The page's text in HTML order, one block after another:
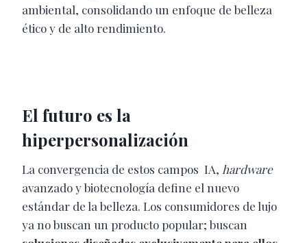
ambiental, consolidando un enfoque de belleza
ético y de alto rendimiento.
El futuro es la
hiperpersonalización
La convergencia de estos campos IA, hardware
avanzado y biotecnología define el nuevo
estándar de la belleza. Los consumidores de lujo
ya no buscan un producto popular; buscan